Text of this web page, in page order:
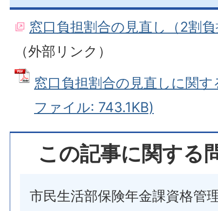
窓口負担割合の見直し（2割
（外部リンク）
窓口負担割合の見直しに関
ファイル: 743.1KB)
この記事に関する
市民生活部保険年金課資格管